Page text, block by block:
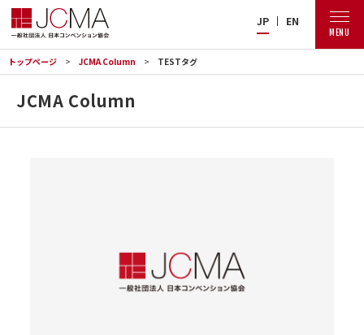
JP EN
MENU
トップページ JCMA Column TESTタグ
JCMA Column